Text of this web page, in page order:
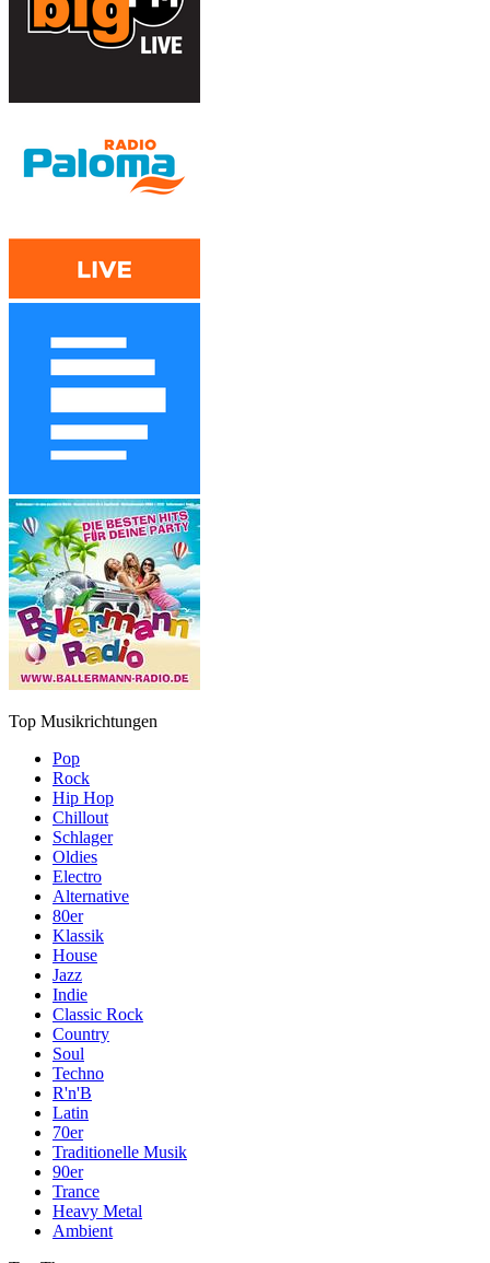
Top Musikrichtungen
Pop
Rock
Hip Hop
Chillout
Schlager
Oldies
Electro
Alternative
80er
Klassik
House
Jazz
Indie
Classic Rock
Country
Soul
Techno
R'n'B
Latin
70er
Traditionelle Musik
90er
Trance
Heavy Metal
Ambient